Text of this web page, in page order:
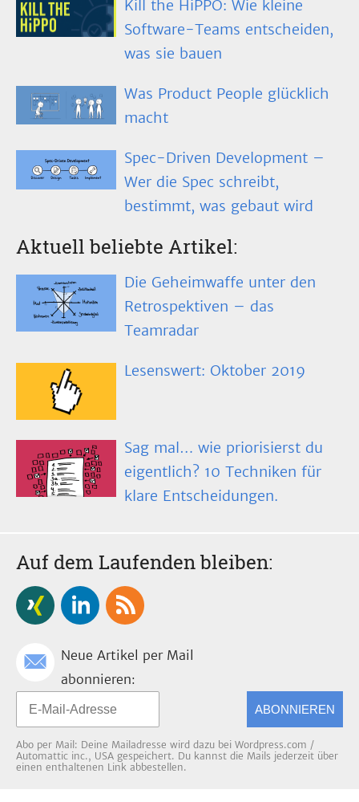
Kill the HiPPO: Wie kleine
Software-Teams entscheiden,
was sie bauen
Was Product People glücklich
macht
Spec-Driven Development –
Wer die Spec schreibt,
bestimmt, was gebaut wird
Aktuell beliebte Artikel:
Die Geheimwaffe unter den
Retrospektiven – das
Teamradar
Lesenswert: Oktober 2019
Sag mal… wie priorisierst du
eigentlich? 10 Techniken für
klare Entscheidungen.
Auf dem Laufenden bleiben:
Neue Artikel per Mail
abonnieren:
ABONNIEREN
Abo per Mail: Deine Mailadresse wird dazu bei Wordpress.com /
Automattic inc., USA gespeichert. Du kannst die Mails jederzeit über
einen enthaltenen Link abbestellen.